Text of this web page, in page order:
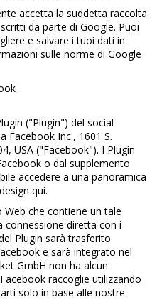
accetta la suddetta raccolta
da parte di Google. Puoi
e salvare i tuoi dati in
sulle norme di Google
("Plugin") del social
Facebook Inc., 1601 S.
USA ("Facebook"). I Plugin
o dal supplemento
accedere a una panoramica
qui.
che contiene un tale
connessione diretta con i
Plugin sarà trasferito
e sarà integrato nel
GmbH non ha alcun
raccoglie utilizzando
solo in base alle nostre